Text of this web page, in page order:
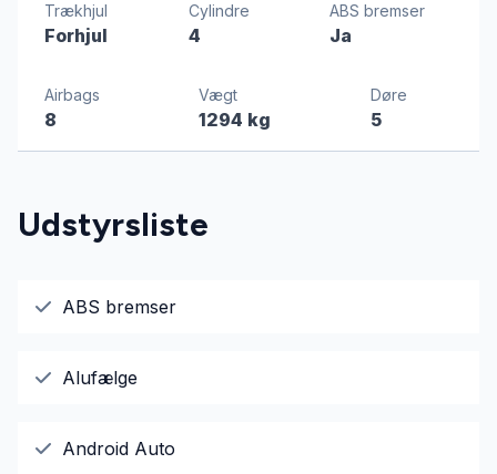
Trækhjul
Forhjul
Cylindre
4
ABS bremser
Ja
Airbags
8
Vægt
1294 kg
Døre
5
Udstyrsliste
ABS bremser
Alufælge
Android Auto